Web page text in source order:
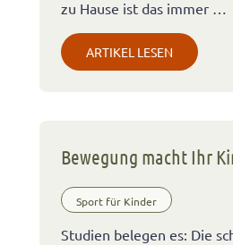
zu Hause ist das immer …
ARTIKEL LESEN
Bewegung macht Ihr
Sport für Kinder
Studien belegen es: Die